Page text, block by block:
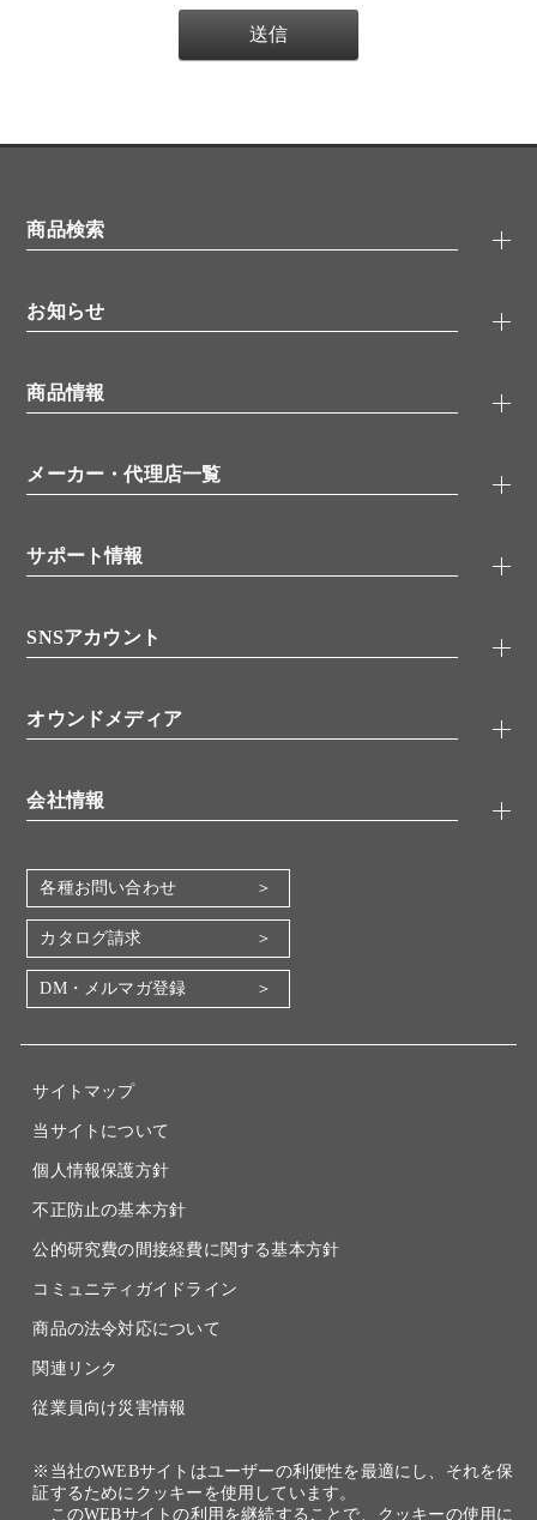
商品検索
タンパク質検索
ELISA/ELISpot検索
品番検索
お知らせ
無料サンプル
ウェビナー （オンラインセミナー）
学会・展示スケジュール
商品情報
抗体
シグナル伝達
糖類／レクチン
分子生物
バイオメディカル(環境・食品)
機器・消耗品
メーカー・代理店一覧
代理店
サポート情報
アプリケーションノート
書類ダウンロード
SNSアカウント
YouTube
オウンドメディア
会社情報
会社概要
地図・アクセス（本社）
IR情報
電子公告
各種お問い合わせ
カタログ請求
DM・メルマガ登録
サイトマップ
当サイトについて
個人情報保護方針
不正防止の基本方針
公的研究費の間接経費に関する基本方針
コミュニティガイドライン
商品の法令対応について
関連リンク
従業員向け災害情報
※当社のWEBサイトはユーザーの利便性を最適にし、それを保
証するためにクッキーを使用しています。
このWEBサイトの利用を継続することで、クッキーの使用に